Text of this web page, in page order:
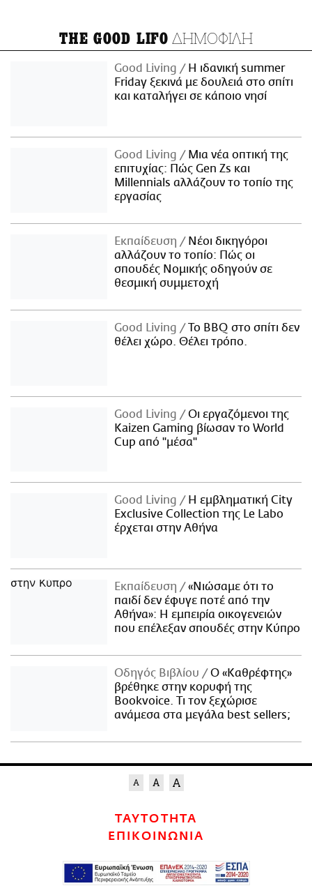
THE GOOD LIFO ΔΗΜΟΦΙΛΗ
Good Living
Η ιδανική summer
Friday ξεκινά με δουλειά στο σπίτι
και καταλήγει σε κάποιο νησί
Good Living
Μια νέα οπτική της
επιτυχίας: Πώς Gen Zs και
Millennials αλλάζουν το τοπίο της
εργασίας
Εκπαίδευση
Νέοι δικηγόροι
αλλάζουν το τοπίο: Πώς οι
σπουδές Νομικής οδηγούν σε
θεσμική συμμετοχή
Good Living
Το BBQ στο σπίτι δεν
θέλει χώρο. Θέλει τρόπο.
Good Living
Οι εργαζόμενοι της
Kaizen Gaming βίωσαν το World
Cup από "μέσα"
Good Living
Η εμβληματική City
Exclusive Collection της Le Labo
έρχεται στην Αθήνα
Εκπαίδευση
«Νιώσαμε ότι το
παιδί δεν έφυγε ποτέ από την
Αθήνα»: Η εμπειρία οικογενειών
που επέλεξαν σπουδές στην Κύπρο
Οδηγός Βιβλίου
Ο «Καθρέφτης»
βρέθηκε στην κορυφή της
Bookvoice. Τι τον ξεχώρισε
ανάμεσα στα μεγάλα best sellers;
ΤΑΥΤΟΤΗΤΑ
ΕΠΙΚΟΙΝΩΝΙΑ